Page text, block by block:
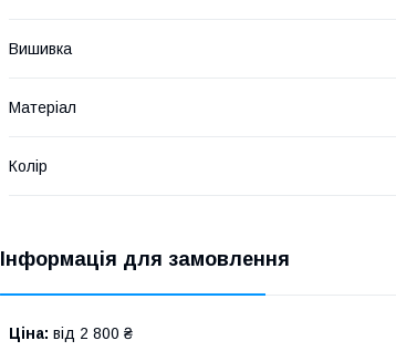
Вишивка
Матеріал
Колір
Інформація для замовлення
Ціна: від 2 800 ₴